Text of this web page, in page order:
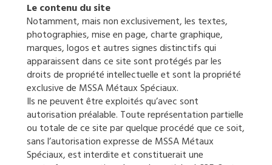
Le contenu du site
Notamment, mais non exclusivement, les textes,
photographies, mise en page, charte graphique,
marques, logos et autres signes distinctifs qui
apparaissent dans ce site sont protégés par les
droits de propriété intellectuelle et sont la propriété
exclusive de MSSA Métaux Spéciaux.
Ils ne peuvent être exploités qu’avec sont
autorisation préalable. Toute représentation partielle
ou totale de ce site par quelque procédé que ce soit,
sans l’autorisation expresse de MSSA Métaux
Spéciaux, est interdite et constituerait une